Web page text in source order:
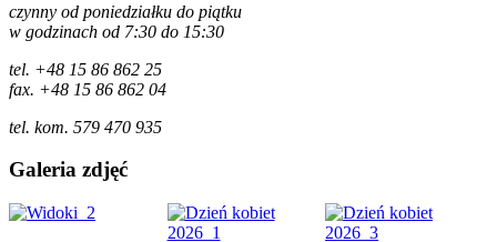
czynny od poniedziałku do piątku
w godzinach od 7:30 do 15:30
tel. +48 15 86 862 25
fax. +48 15 86 862 04
tel. kom. 579 470 935
Galeria zdjęć